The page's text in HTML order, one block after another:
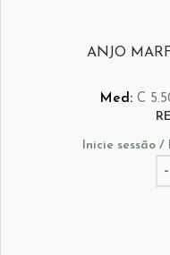
ANJO
Med: C
Inicie sessão